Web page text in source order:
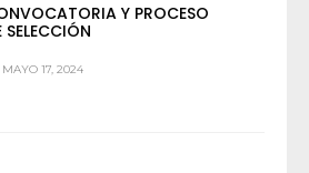
Y PROCESO
SELECCIÓN
MAYO 17, 2024